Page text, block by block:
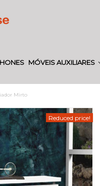
MÓVEIS AUXILIARES
Mirto
Reduced price!